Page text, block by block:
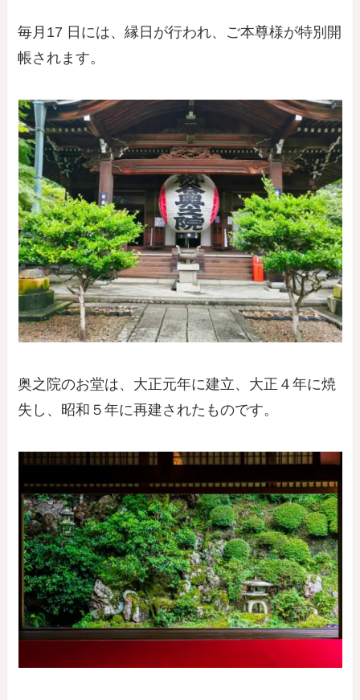
毎月17 日には、縁日が行われ、ご本尊様が特別開
帳されます。
奥之院のお堂は、大正元年に建立、大正４年に焼
失し、昭和５年に再建されたものです。